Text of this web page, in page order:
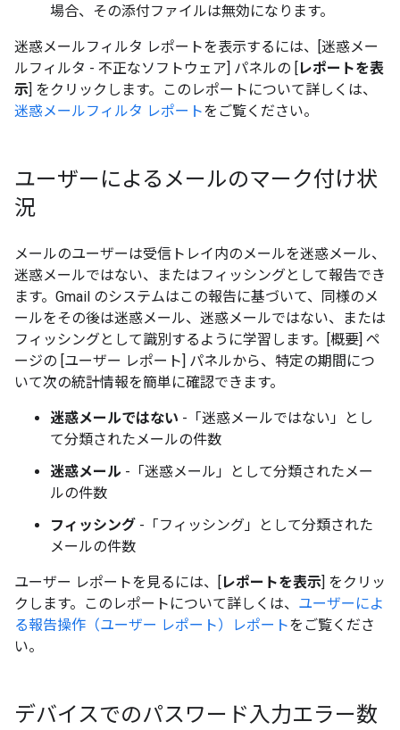
場合、その添付ファイルは無効になります。
迷惑メールフィルタ レポートを表示するには、[迷惑メー
ルフィルタ - 不正なソフトウェア ] パネルの [
レポートを表
示 ] をクリックします。このレポートについて詳しくは、
迷惑メールフィルタ レポートをご覧ください。
ユーザーによるメールのマーク付け状
況
メールのユーザーは受信トレイ内のメールを迷惑メール、
迷惑メールではない、またはフィッシングとして報告でき
ます。Gmail のシステムはこの報告に基づいて、同様のメ
ールをその後は迷惑メール、迷惑メールではない、または
フィッシングとして識別するように学習します。[概要] ペ
ージの [ユーザー レポート] パネルから、特定の期間につ
いて次の統計情報を簡単に確認できます。
迷惑メールではない -「迷惑メールではない」とし
て分類されたメールの件数
迷惑メール -「迷惑メール」として分類されたメー
ルの件数
フィッシング -「フィッシング」として分類された
メールの件数
ユーザー レポートを見るには、[ レポートを表示 ] をクリッ
クします。このレポートについて詳しくは、 ユーザーによ
る報告操作（ユーザー レポート）レポートをご覧くださ
い。
デバイスでのパスワード入力エラー数